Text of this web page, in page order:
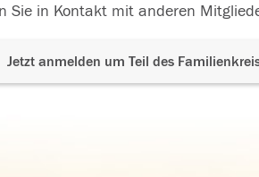
Sie in Kontakt mit anderen
Jetzt anmelden um Teil des